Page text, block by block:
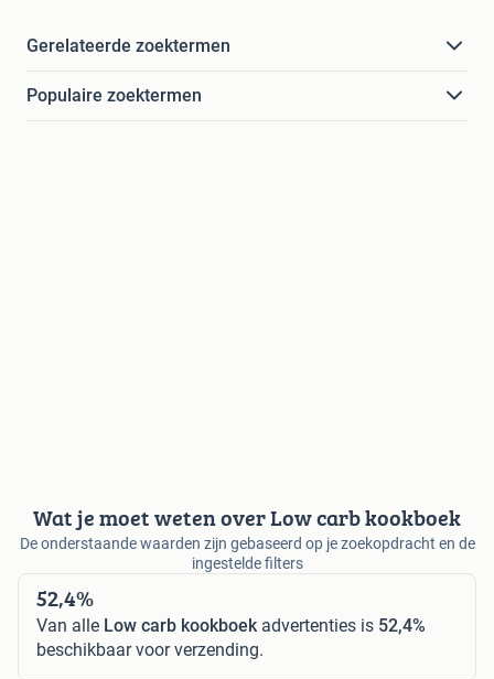
Gerelateerde zoektermen
Populaire zoektermen
Wat je moet weten over Low carb kookboek
De onderstaande waarden zijn gebaseerd op je zoekopdracht en de
ingestelde filters
52,4%
Van alle Low carb kookboekadvertenties is 52,4%
beschikbaar voor verzending.